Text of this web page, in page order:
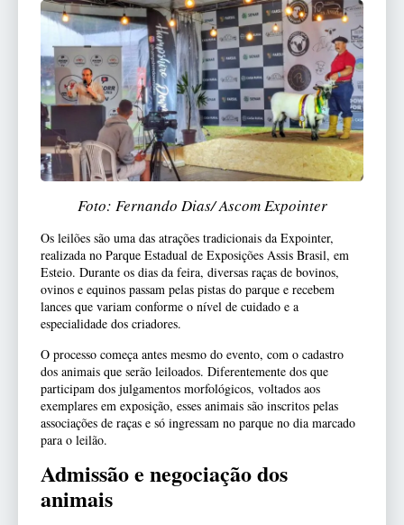
Foto: Fernando Dias/ Ascom Expointer
Os leilões são uma das atrações tradicionais da Expointer,
realizada no Parque Estadual de Exposições Assis Brasil, em
Esteio. Durante os dias da feira, diversas raças de bovinos,
ovinos e equinos passam pelas pistas do parque e recebem
lances que variam conforme o nível de cuidado e a
especialidade dos criadores.
O processo começa antes mesmo do evento, com o cadastro
dos animais que serão leiloados. Diferentemente dos que
participam dos julgamentos morfológicos, voltados aos
exemplares em exposição, esses animais são inscritos pelas
associações de raças e só ingressam no parque no dia marcado
para o leilão.
Admissão e negociação dos
animais